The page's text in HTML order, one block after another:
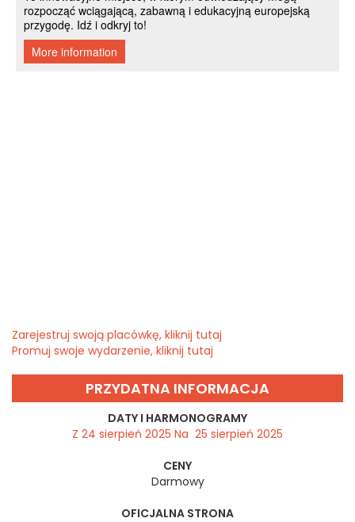
Zarejestruj swoją placówkę, kliknij tutaj
Promuj swoje wydarzenie, kliknij tutaj
PRZYDATNA INFORMACJA
DATY I HARMONOGRAMY
Z 24 sierpień 2025 Na 25 sierpień 2025
CENY
Darmowy
OFICJALNA STRONA